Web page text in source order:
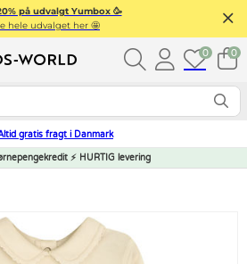
på udvalgt Yumbox 🥳
hele udvalget her 🤩
0 0
gratis fragt i Danmark
⚡ HURTIG levering